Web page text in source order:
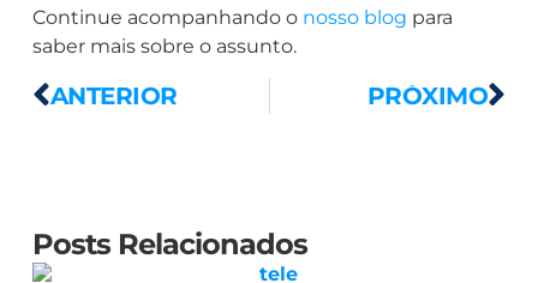
Continue acompanhando o nosso blog para
saber mais sobre o assunto.
ANTERIOR PRÓXIMO
Posts Relacionados